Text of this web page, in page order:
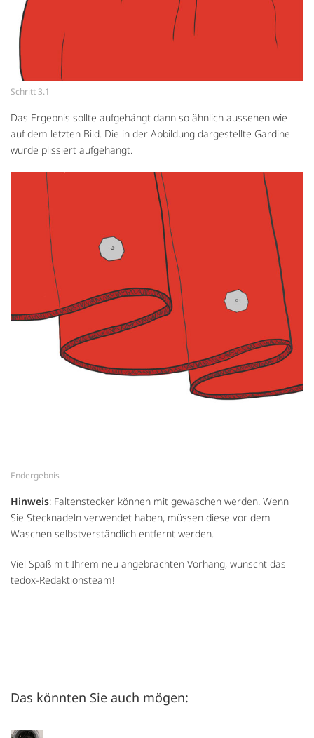
Schritt 3.1
Das Ergebnis sollte aufgehängt dann so ähnlich aussehen wie
auf dem letzten Bild. Die in der Abbildung dargestellte Gardine
wurde plissiert aufgehängt.
Endergebnis
Hinweis: Faltenstecker können mit gewaschen werden. Wenn
Sie Stecknadeln verwendet haben, müssen diese vor dem
Waschen selbstverständlich entfernt werden.
Viel Spaß mit Ihrem neu angebrachten Vorhang, wünscht das
tedox-Redaktionsteam!
Das könnten Sie auch mögen: